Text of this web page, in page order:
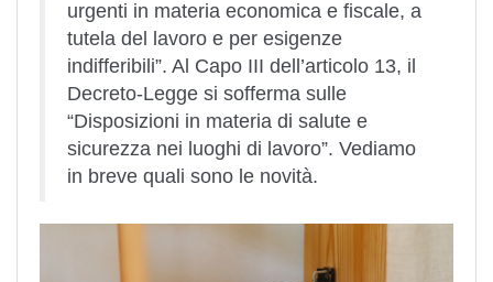
urgenti in materia economica e fiscale, a
tutela del lavoro e per esigenze
indifferibili”. Al Capo III dell’articolo 13, il
Decreto-Legge si sofferma sulle
“Disposizioni in materia di salute e
sicurezza nei luoghi di lavoro”. Vediamo
in breve quali sono le novità.